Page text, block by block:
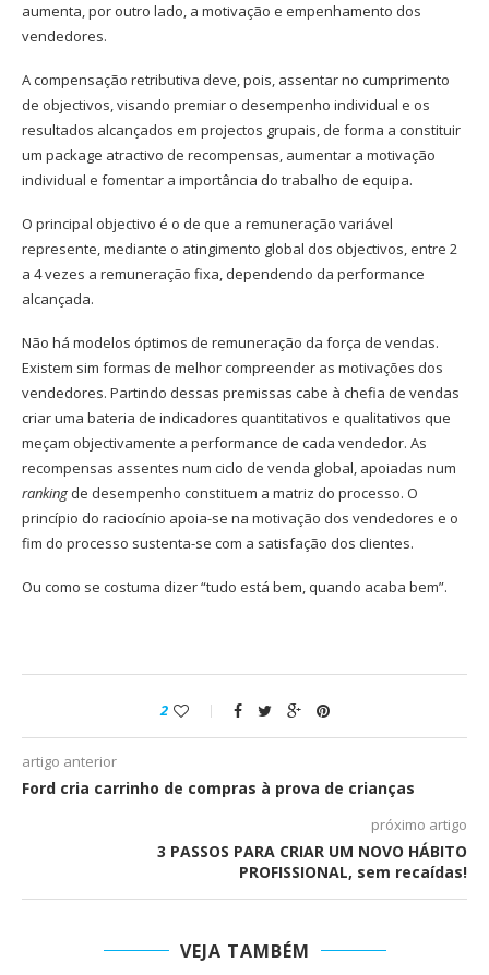
aumenta, por outro lado, a motivação e empenhamento dos
vendedores.
A compensação retributiva deve, pois, assentar no cumprimento
de objectivos, visando premiar o desempenho individual e os
resultados alcançados em projectos grupais, de forma a constituir
um package atractivo de recompensas, aumentar a motivação
individual e fomentar a importância do trabalho de equipa.
O principal objectivo é o de que a remuneração variável
represente, mediante o atingimento global dos objectivos, entre 2
a 4 vezes a remuneração fixa, dependendo da performance
alcançada.
Não há modelos óptimos de remuneração da força de vendas.
Existem sim formas de melhor compreender as motivações dos
vendedores. Partindo dessas premissas cabe à chefia de vendas
criar uma bateria de indicadores quantitativos e qualitativos que
meçam objectivamente a performance de cada vendedor. As
recompensas assentes num ciclo de venda global, apoiadas num
ranking de desempenho constituem a matriz do processo. O
princípio do raciocínio apoia-se na motivação dos vendedores e o
fim do processo sustenta-se com a satisfação dos clientes.
Ou como se costuma dizer “tudo está bem, quando acaba bem”.
2
artigo anterior
Ford cria carrinho de compras à prova de crianças
próximo artigo
3 PASSOS PARA CRIAR UM NOVO HÁBITO
PROFISSIONAL, sem recaídas!
VEJA TAMBÉM